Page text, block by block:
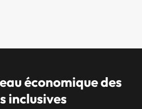
économique des
inclusives